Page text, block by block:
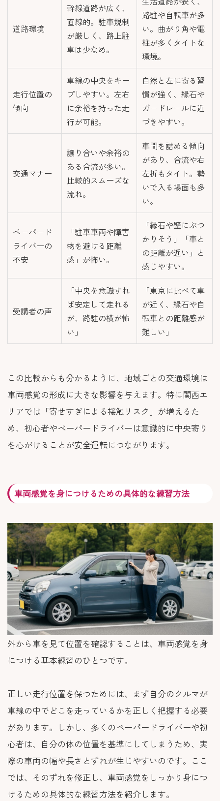
道路環境
幹線道路が広く、
直線的。駐車規制
が厳しく、路上駐
車は少なめ。
路駐や自転車が多
い。曲がり角や電
柱が多くタイトな
環境。
走行位置の
傾向
車線の中央をキー
プしやすい。左右
に余裕を持った走
行が可能。
自然と左に寄る習
慣が強く、縁石や
ガードレールに近
づきやすい。
交通マナー
譲り合いや余裕の
ある合流が多い。
比較的スムーズな
流れ。
車間を詰める傾向
があり、合流や右
左折もタイト。勢
いで入る場面も多
い。
ペーパード
ライバーの
不安
「駐車車両や障害
物を避ける距離
感」が怖い。
「縁石や壁にぶつ
かりそう」「車と
の距離が近い」と
感じやすい。
受講者の声
「中央を意識すれ
ば安定して走れる
が、路駐の横が怖
い」
「東京に比べて車
が近く、縁石や自
転車との距離感が
難しい」
この比較からも分かるように、地域ごとの交通環境は
車両感覚の形成に大きな影響を与えます。特に関西エ
リアでは「寄せすぎによる接触リスク」が増えるた
め、初心者やペーパードライバーは意識的に中央寄り
を心がけることが安全運転につながります。
車両感覚を身につけるための具体的な練習方法
外から車を見て位置を確認することは、車両感覚を身
につける基本練習のひとつです。
正しい走行位置を保つためには、まず自分のクルマが
車線の中でどこを走っているかを正しく把握する必要
があります。しかし、多くのペーパードライバーや初
心者は、自分の体の位置を基準にしてしまうため、実
際の車両の幅や長さとずれが生じやすいのです。ここ
では、そのずれを修正し、車両感覚をしっかり身につ
けるための具体的な練習方法を紹介します。